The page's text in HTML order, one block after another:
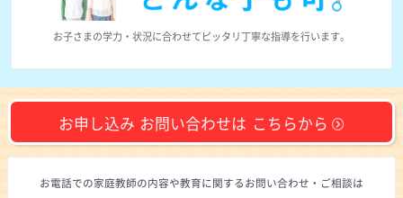
お子さまの学力・状況に合わせてピッタリ丁寧な指導を行います。
お申し込み お問い合わせは こちらから
お電話での家庭教師の内容や教育に関するお問い合わせ ・ご相談は